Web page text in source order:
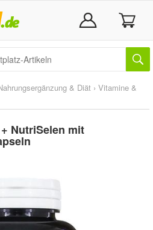
& Diät › Vitamine &
NutriSelen mit